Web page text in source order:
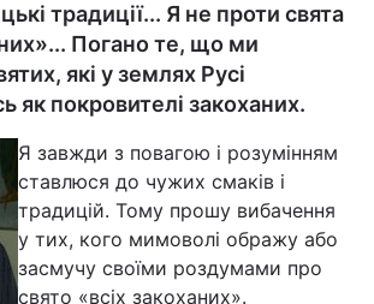
традиції... Я не проти свята
Погано те, що ми
які у землях Русі
як покровителі закоханих.
Я завжди з повагою і розумінням
ставлюся до чужих смаків і
традицій. Тому прошу вибачення
у тих, кого мимоволі ображу або
засмучу своїми роздумами про
свято «всіх закоханих».